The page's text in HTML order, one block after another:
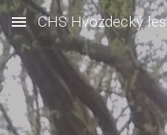
Skip to main content
CHS Hvozdecký les